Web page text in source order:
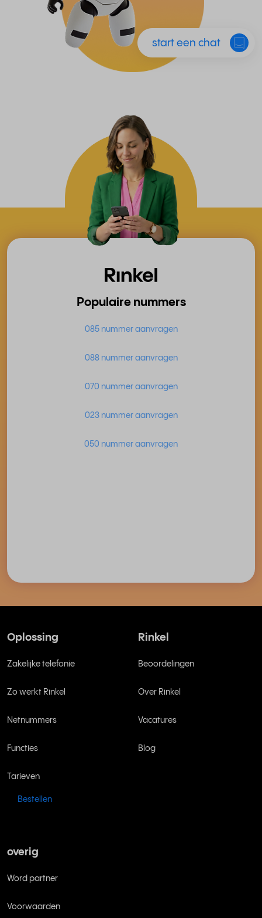
start een chat
Populaire nummers
085 nummer aanvragen
088 nummer aanvragen
070 nummer aanvragen
023 nummer aanvragen
050 nummer aanvragen
Oplossing
Zakelijke telefonie
Zo werkt Rinkel
Netnummers
Functies
Tarieven
Bestellen
Rinkel
Beoordelingen
Over Rinkel
Vacatures
Blog
overig
Word partner
Voorwaarden